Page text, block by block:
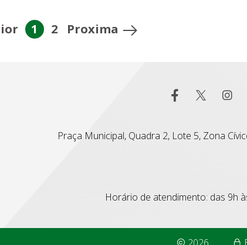
1 2 Proxima
Praça Municipal, Quadra 2, Lote 5, Zona
Horário de atendimento: das 9h